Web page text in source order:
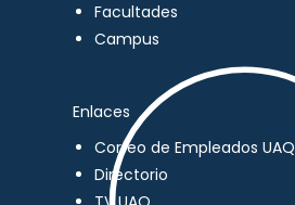
Facultades
Campus
Enlaces
Correo de Empleados UAQ
Directorio